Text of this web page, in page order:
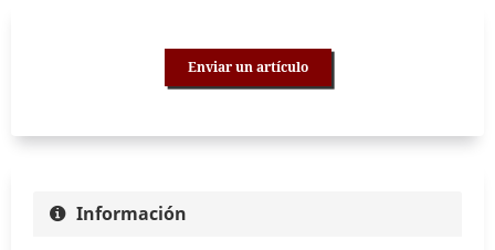
Enviar un artículo
Información